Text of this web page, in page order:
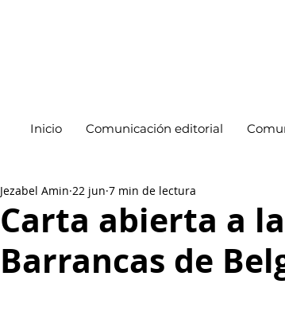
Inicio Comunicación editorial
Carta abierta a
Barrancas de
Jezabel Amin 22 jun 7 min de lectura